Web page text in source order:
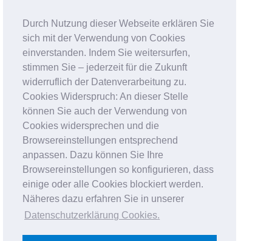
Durch Nutzung dieser Webseite erklären Sie
sich mit der Verwendung von Cookies
einverstanden. Indem Sie weitersurfen,
stimmen Sie – jederzeit für die Zukunft
widerruflich der Datenverarbeitung zu.
Cookies Widerspruch: An dieser Stelle
können Sie auch der Verwendung von
Cookies widersprechen und die
Browsereinstellungen entsprechend
anpassen. Dazu können Sie Ihre
Browsereinstellungen so konfigurieren, dass
einige oder alle Cookies blockiert werden.
Näheres dazu erfahren Sie in unserer
Datenschutzerklärung Cookies.